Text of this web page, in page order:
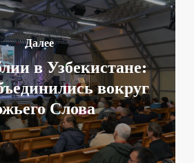
Далее
в Узбекистане:
вокруг
Слова